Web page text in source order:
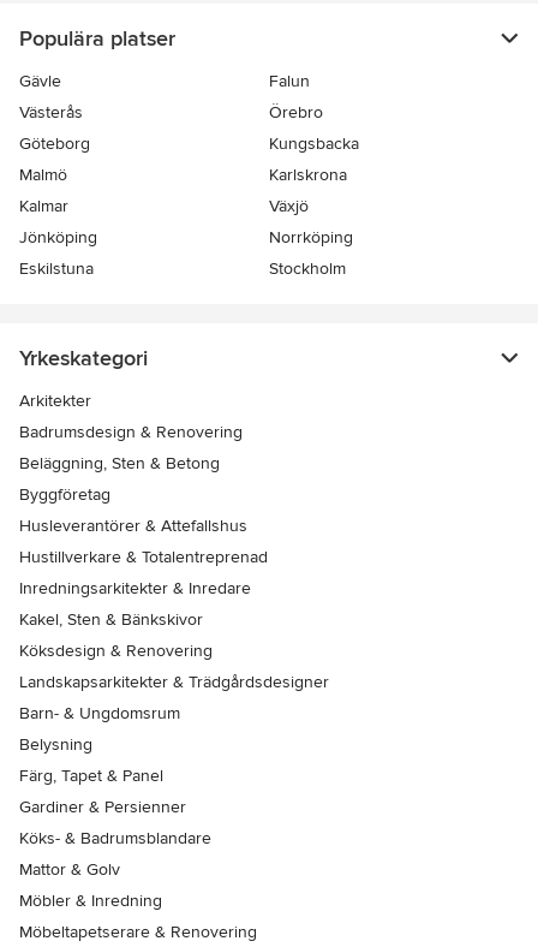
Populära platser
Gävle
Falun
Västerås
Örebro
Göteborg
Kungsbacka
Malmö
Karlskrona
Kalmar
Växjö
Jönköping
Norrköping
Eskilstuna
Stockholm
Yrkeskategori
Arkitekter
Badrumsdesign & Renovering
Beläggning, Sten & Betong
Byggföretag
Husleverantörer & Attefallshus
Hustillverkare & Totalentreprenad
Inredningsarkitekter & Inredare
Kakel, Sten & Bänkskivor
Köksdesign & Renovering
Landskapsarkitekter & Trädgårdsdesigner
Barn- & Ungdomsrum
Belysning
Färg, Tapet & Panel
Gardiner & Persienner
Köks- & Badrumsblandare
Mattor & Golv
Möbler & Inredning
Möbeltapetserare & Renovering